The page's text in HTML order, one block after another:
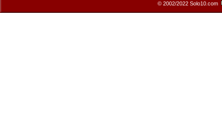
© 2002/2022 Solo10.com